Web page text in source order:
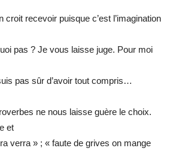
croit recevoir puisque c’est l’imagination
pas ? Je vous laisse juge. Pour moi
pas sûr d’avoir tout compris…
ne nous laisse guère le choix.
et
verra » ; « faute de grives on mange